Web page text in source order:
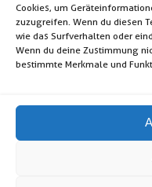
Cookies, um
zuzugreifen. Wenn du diesen
wie das Surfverhalten oder
Wenn du deine Zustimmung
bestimmte Merkmale und
Windlicht playa
weiß; Maße: 36 x
Windlicht